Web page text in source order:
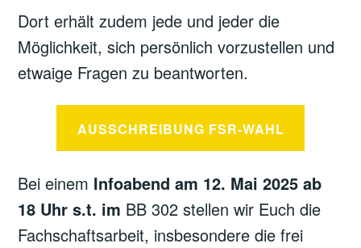
Dort erhält zudem jede und jeder die
Möglichkeit, sich persönlich vorzustellen und
etwaige Fragen zu beantworten.
AUSSCHREIBUNG FSR-WAHL
Bei einem Infoabend am 12. Mai 2025 ab
18 Uhr s.t. im BB 302 stellen wir Euch die
Fachschaftsarbeit, insbesondere die frei